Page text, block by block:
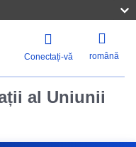
Conectați-vă română
al Uniunii